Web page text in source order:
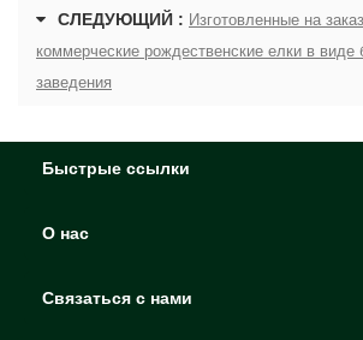
СЛЕДУЮЩИЙ : Изготовленные на
коммерческие рождественские елки в
заведения
Быстрые ссылки
О нас
Связаться с нами